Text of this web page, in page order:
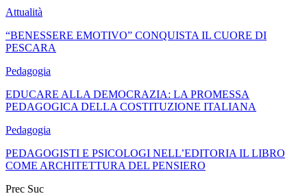
Attualità
“BENESSERE EMOTIVO” CONQUISTA IL CUORE DI
PESCARA
Pedagogia
EDUCARE ALLA DEMOCRAZIA: LA PROMESSA
PEDAGOGICA DELLA COSTITUZIONE ITALIANA
Pedagogia
PEDAGOGISTI E PSICOLOGI NELL’EDITORIA IL LIBRO
COME ARCHITETTURA DEL PENSIERO
Prec Suc